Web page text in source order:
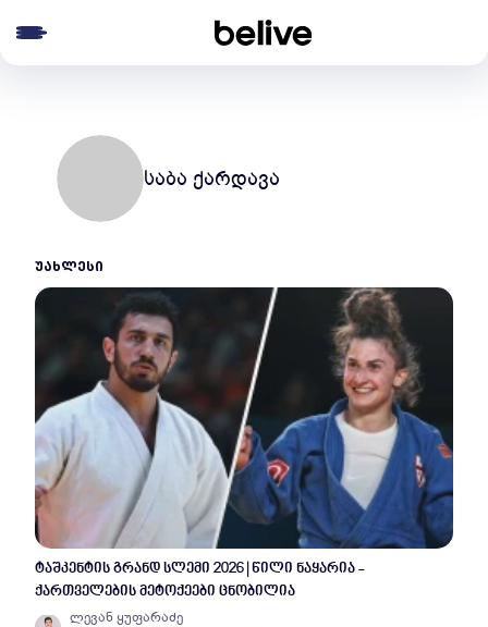
საბა ქარდავა
ᲣᲐᲮᲚᲔᲡᲘ
ტაშკენტის გრანდ სლემი 2026 | წილი ნაყარია -
ქართველების მეტოქეები ცნობილია
ლევან ყუფარაძე